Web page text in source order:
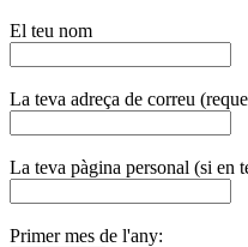
El teu nom
La teva adreça de correu
La teva pàgina personal (si en
Primer mes de l'any: